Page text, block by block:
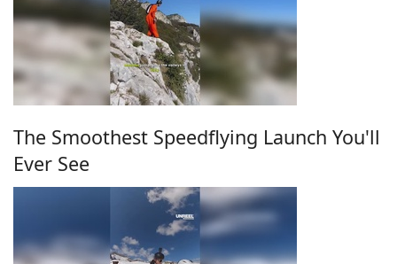
The Smoothest Speedflying Launch You'll
Ever See